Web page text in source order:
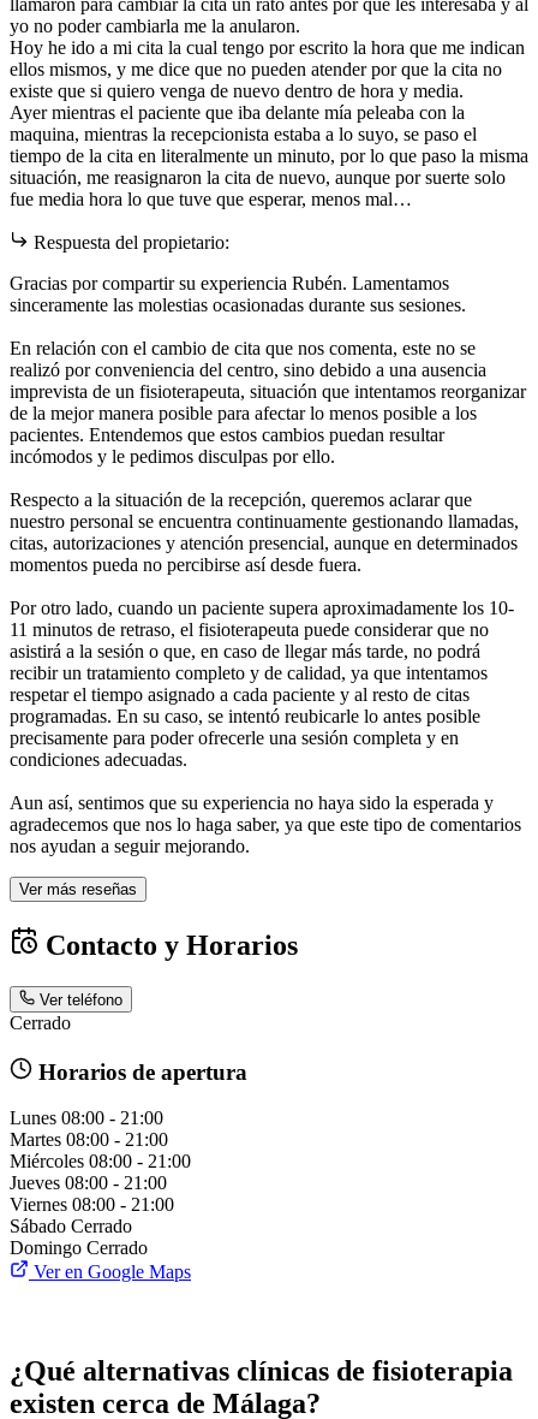
llamaron para cambiar la cita un rato antes por que les interesaba y al
yo no poder cambiarla me la anularon.
Hoy he ido a mi cita la cual tengo por escrito la hora que me indican
ellos mismos, y me dice que no pueden atender por que la cita no
existe que si quiero venga de nuevo dentro de hora y media.
Ayer mientras el paciente que iba delante mía peleaba con la
maquina, mientras la recepcionista estaba a lo suyo, se paso el
tiempo de la cita en literalmente un minuto, por lo que paso la misma
situación, me reasignaron la cita de nuevo, aunque por suerte solo
fue media hora lo que tuve que esperar, menos mal…
Respuesta del propietario:
Gracias por compartir su experiencia Rubén. Lamentamos
sinceramente las molestias ocasionadas durante sus sesiones.
En relación con el cambio de cita que nos comenta, este no se
realizó por conveniencia del centro, sino debido a una ausencia
imprevista de un fisioterapeuta, situación que intentamos reorganizar
de la mejor manera posible para afectar lo menos posible a los
pacientes. Entendemos que estos cambios puedan resultar
incómodos y le pedimos disculpas por ello.
Respecto a la situación de la recepción, queremos aclarar que
nuestro personal se encuentra continuamente gestionando llamadas,
citas, autorizaciones y atención presencial, aunque en determinados
momentos pueda no percibirse así desde fuera.
Por otro lado, cuando un paciente supera aproximadamente los 10-
11 minutos de retraso, el fisioterapeuta puede considerar que no
asistirá a la sesión o que, en caso de llegar más tarde, no podrá
recibir un tratamiento completo y de calidad, ya que intentamos
respetar el tiempo asignado a cada paciente y al resto de citas
programadas. En su caso, se intentó reubicarle lo antes posible
precisamente para poder ofrecerle una sesión completa y en
condiciones adecuadas.
Aun así, sentimos que su experiencia no haya sido la esperada y
agradecemos que nos lo haga saber, ya que este tipo de comentarios
nos ayudan a seguir mejorando.
Ver más reseñas
Contacto y Horarios
Ver teléfono
Cerrado
Horarios de apertura
Lunes 08:00 - 21:00
Martes 08:00 - 21:00
Miércoles 08:00 - 21:00
Jueves 08:00 - 21:00
Viernes 08:00 - 21:00
Sábado Cerrado
Domingo Cerrado
Ver en Google Maps
¿Qué alternativas clínicas de fisioterapia
existen cerca de Málaga?